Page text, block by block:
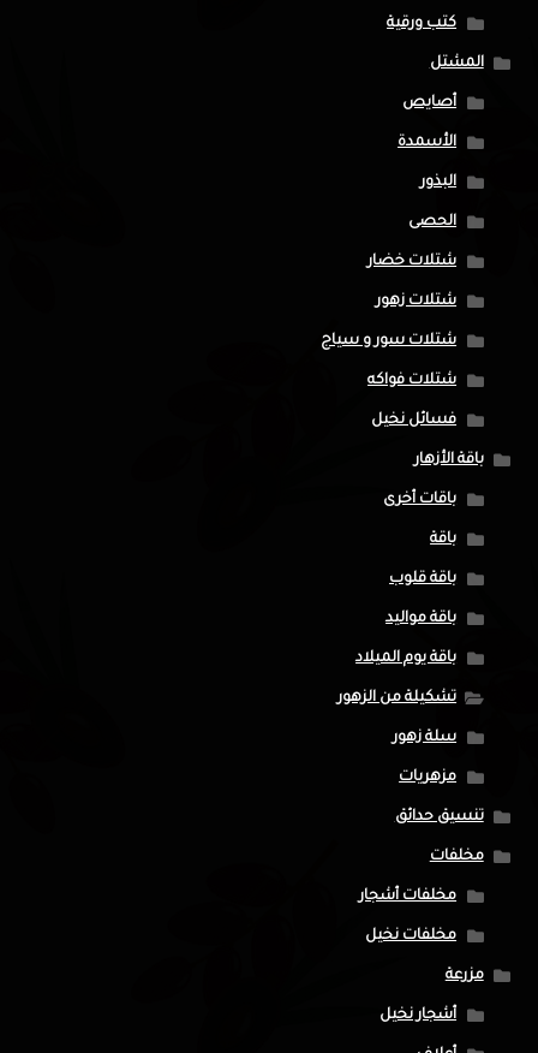
كتب ورقية
المشتل
أصايص
الأسمدة
البذور
الحصى
شتلات خضار
شتلات زهور
شتلات سور و سياج
شتلات فواكه
فسائل نخيل
باقة الأزهار
باقات أخرى
باقة
باقة قلوب
باقة مواليد
باقة يوم الميلاد
تشكيلة من الزهور
سلة زهور
مزهريات
تنسيق حدائق
مخلفات
مخلفات أشجار
مخلفات نخيل
مزرعة
أشجار نخيل